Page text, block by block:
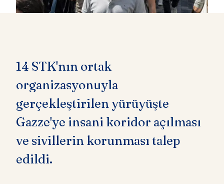
14 STK'nın ortak
organizasyonuyla
gerçekleştirilen yürüyüşte
Gazze'ye insani koridor açılması
ve sivillerin korunması talep
edildi.